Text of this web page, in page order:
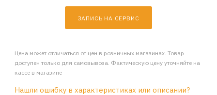
ЗАПИСЬ НА СЕРВИС
Цена может отличаться от цен в розничных магазинах. Товар
доступен только для самовывоза. Фактическую цену уточняйте на
кассе в магазине
Нашли ошибку в характеристиках или описании?